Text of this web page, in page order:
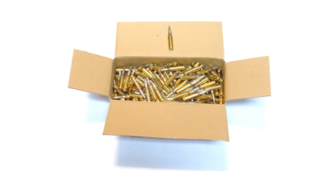
Munitions surplus calibre .308W